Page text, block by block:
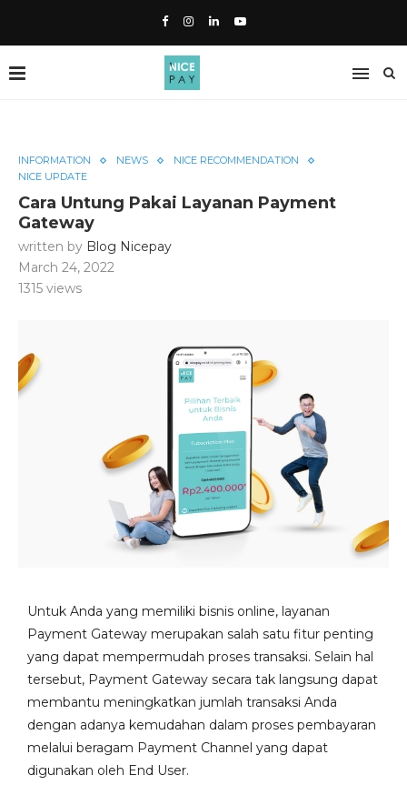
INFORMATION NEWS
NICE RECOMMENDATION
NICE UPDATE
Cara Untung Pakai Layanan Payment
Gateway
written by Blog Nicepay
March 24, 2022
1315 views
Untuk Anda yang memiliki bisnis online, layanan
Payment Gateway merupakan salah satu fitur penting
yang dapat mempermudah proses transaksi. Selain hal
tersebut, Payment Gateway secara tak langsung dapat
membantu meningkatkan jumlah transaksi Anda
dengan adanya kemudahan dalam proses pembayaran
melalui beragam Payment Channel yang dapat
digunakan oleh End User.